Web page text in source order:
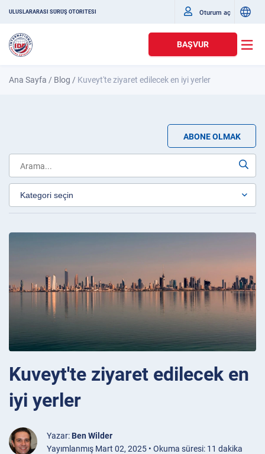
ULUSLARARASI SÜRÜŞ OTORITESI Oturum aç
BAŞVUR
Ana Sayfa / Blog / Kuveyt'te ziyaret edilecek en iyi yerler
ABONE OLMAK
Kuveyt'te ziyaret edilecek en
iyi yerler
Yazar: Ben Wilder
Yayımlanmış Mart 02, 2025 • Okuma süresi: 11 dakika